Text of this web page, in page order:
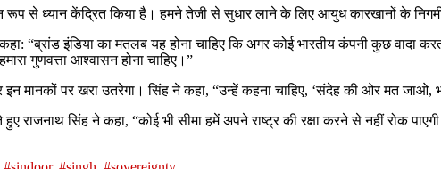
रूप से ध्यान केंद्रित किया है। हमने तेजी से सुधार लाने के लिए आयुध कारखानों के
“ब्रांड इंडिया का मतलब यह होना चाहिए कि अगर कोई भारतीय कंपनी कुछ वादा
गुणवत्ता आश्वासन होना चाहिए।”
इन मानकों पर खरा उतरेगा। सिंह ने कहा, “उन्हें कहना चाहिए, ‘संदेह की ओर मत
राजनाथ सिंह ने कहा, “कोई भी सीमा हमें अपने राष्ट्र की रक्षा करने से नहीं रोक